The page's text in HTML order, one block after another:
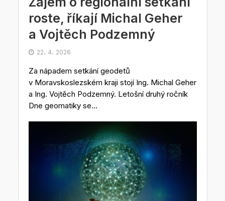
roste, říkají Michal Geher
a Vojtěch Podzemný
22. 4. 2026
Za nápadem setkání geodetů
v Moravskoslezském kraji stojí Ing. Michal Geher
a Ing. Vojtěch Podzemný. Letošní druhý ročník
Dne geomatiky se...